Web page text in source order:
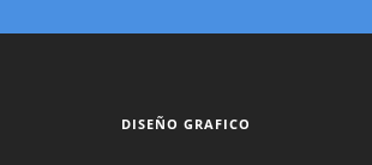
DISEÑO GRAFICO